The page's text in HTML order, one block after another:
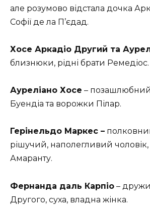
але розумово відстала дочка
Софії де ла П’єдад.
Хосе Аркадіо Другий та
близнюки, рідні брати Ремедіос.
Ауреліано Хосе –
Буендіа та ворожки Пілар.
Герінельдо Маркес –
рішучий, наполегливий
Амаранту.
Фернанда даль Карпіо –
Другого, суха, владна жінка.